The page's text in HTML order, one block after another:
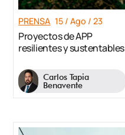
PRENSA 15 / Ago / 23
Proyectos de APP
resilientes y sustentables
Carlos Tapia
Benavente